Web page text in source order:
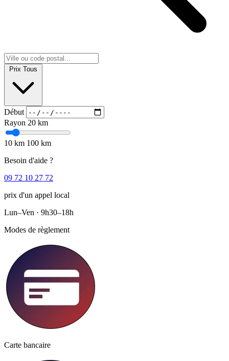
Prix Tous
Début
Rayon 20 km
10 km 100 km
Besoin d'aide ?
09 72 10 27 72
prix d'un appel local
Lun–Ven · 9h30–18h
Modes de règlement
Carte bancaire